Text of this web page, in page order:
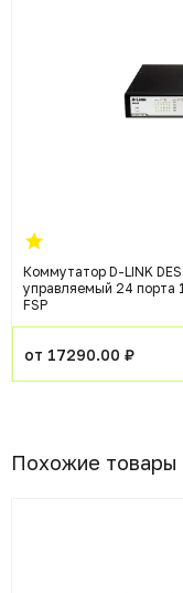
Коммутатор D-LINK
управляемый 24 порта
FSP
от 17290.00 ₽
Похожие товары